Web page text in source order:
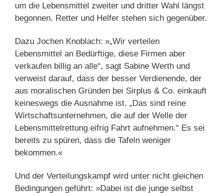
um die Lebensmittel zweiter und dritter Wahl längst
begonnen. Retter und Helfer stehen sich gegenüber.
Dazu Jochen Knoblach: »„Wir verteilen
Lebensmittel an Bedürftige, diese Firmen aber
verkaufen billig an alle“, sagt Sabine Werth und
verweist darauf, dass der besser Verdienende, der
aus moralischen Gründen bei Sirplus & Co. einkauft
keineswegs die Ausnahme ist. „Das sind reine
Wirtschaftsunternehmen, die auf der Welle der
Lebensmittelrettung eifrig Fahrt aufnehmen.“ Es sei
bereits zu spüren, dass die Tafeln weniger
bekommen.«
Und der Verteilungskampf wird unter nicht gleichen
Bedingungen geführt: »Dabei ist die junge selbst